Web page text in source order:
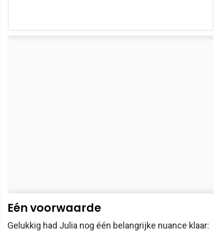
Eén voorwaarde
Gelukkig had Julia nog één belangrijke nuance klaar: